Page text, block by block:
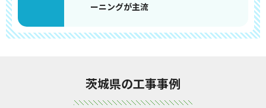
ーニングが主流
茨城県の工事事例